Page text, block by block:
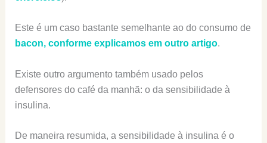
Este é um caso bastante semelhante ao do consumo de
bacon, conforme explicamos em outro artigo.
Existe outro argumento também usado pelos
defensores do café da manhã: o da sensibilidade à
insulina.
De maneira resumida, a sensibilidade à insulina é o